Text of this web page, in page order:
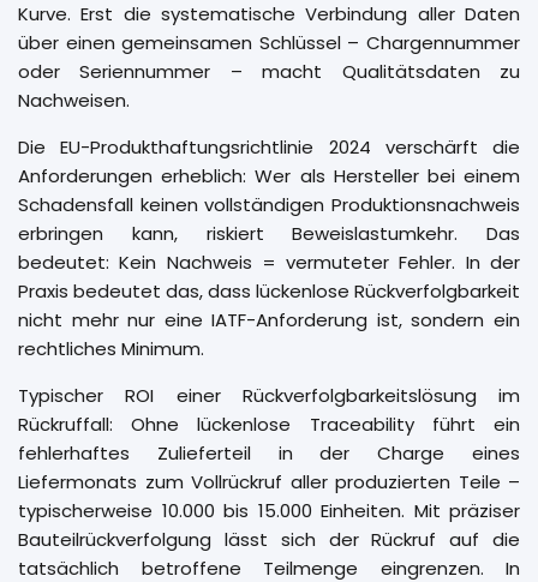
Kurve. Erst die systematische Verbindung aller Daten
über einen gemeinsamen Schlüssel – Chargennummer
oder Seriennummer – macht Qualitätsdaten zu
Nachweisen.
Die EU-Produkthaftungsrichtlinie 2024 verschärft die
Anforderungen erheblich: Wer als Hersteller bei einem
Schadensfall keinen vollständigen Produktionsnachweis
erbringen kann, riskiert Beweislastumkehr. Das
bedeutet: Kein Nachweis = vermuteter Fehler. In der
Praxis bedeutet das, dass lückenlose Rückverfolgbarkeit
nicht mehr nur eine IATF-Anforderung ist, sondern ein
rechtliches Minimum.
Typischer ROI einer Rückverfolgbarkeitslösung im
Rückruffall: Ohne lückenlose Traceability führt ein
fehlerhaftes Zulieferteil in der Charge eines
Liefermonats zum Vollrückruf aller produzierten Teile –
typischerweise 10.000 bis 15.000 Einheiten. Mit präziser
Bauteilrückverfolgung lässt sich der Rückruf auf die
tatsächlich betroffene Teilmenge eingrenzen. In